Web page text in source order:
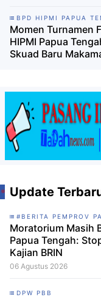
BPD HIPMI PAPUA
Momen Turnamen
HIPMI Papua
Skuad Baru
Update
#BERITA PEMPROV
Moratorium Masih
Papua Tengah:
Kajian BRIN
06 Agustus 2026
DPW PBB